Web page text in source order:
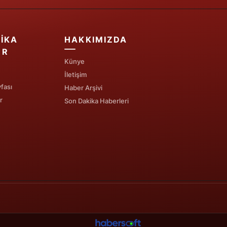
HAKKIMIZDA
Künye
İletişim
Haber Arşivi
Son Dakika Haberleri